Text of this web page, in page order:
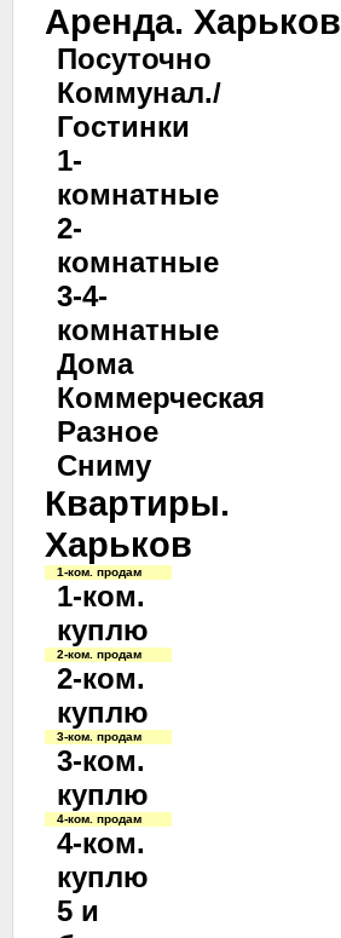
Аренда. Харьков
Посуточно
Коммунал./
Гостинки
1-
комнатные
2-
комнатные
3-4-
комнатные
Дома
Коммерческая
Разное
Сниму
Квартиры.
Харьков
1-ком. продам
1-ком.
куплю
2-ком. продам
2-ком.
куплю
3-ком. продам
3-ком.
куплю
4-ком. продам
4-ком.
куплю
5 и